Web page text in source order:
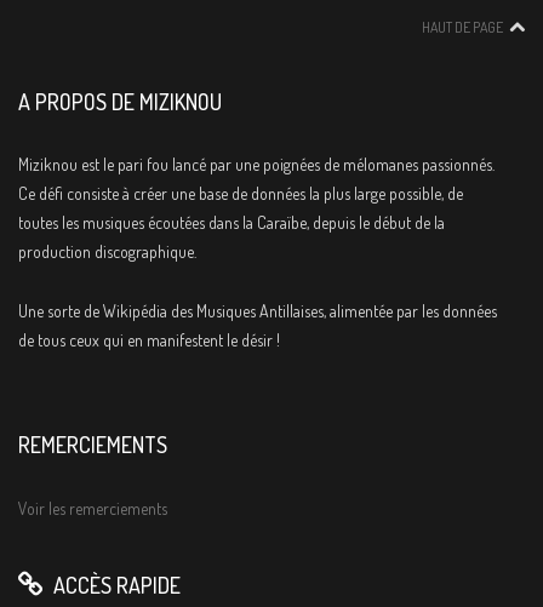
HAUT DE PAGE
A PROPOS DE MIZIKNOU
Miziknou est le pari fou lancé par une poignées de mélomanes passionnés.
Ce défi consiste à créer une base de données la plus large possible, de
toutes les musiques écoutées dans la Caraïbe, depuis le début de la
production discographique.
Une sorte de Wikipédia des Musiques Antillaises, alimentée par les données
de tous ceux qui en manifestent le désir !
REMERCIEMENTS
Voir les remerciements
ACCÈS RAPIDE